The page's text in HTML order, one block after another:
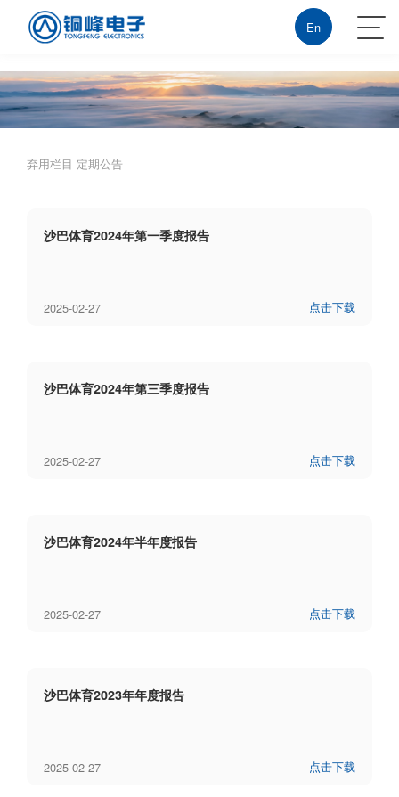
沙巴体育
En
弃用栏目 定期公告
沙巴体育2024年第一季度报告
2025-02-27 点击下载
沙巴体育2024年第三季度报告
2025-02-27 点击下载
沙巴体育2024年半年度报告
2025-02-27 点击下载
沙巴体育2023年年度报告
2025-02-27 点击下载